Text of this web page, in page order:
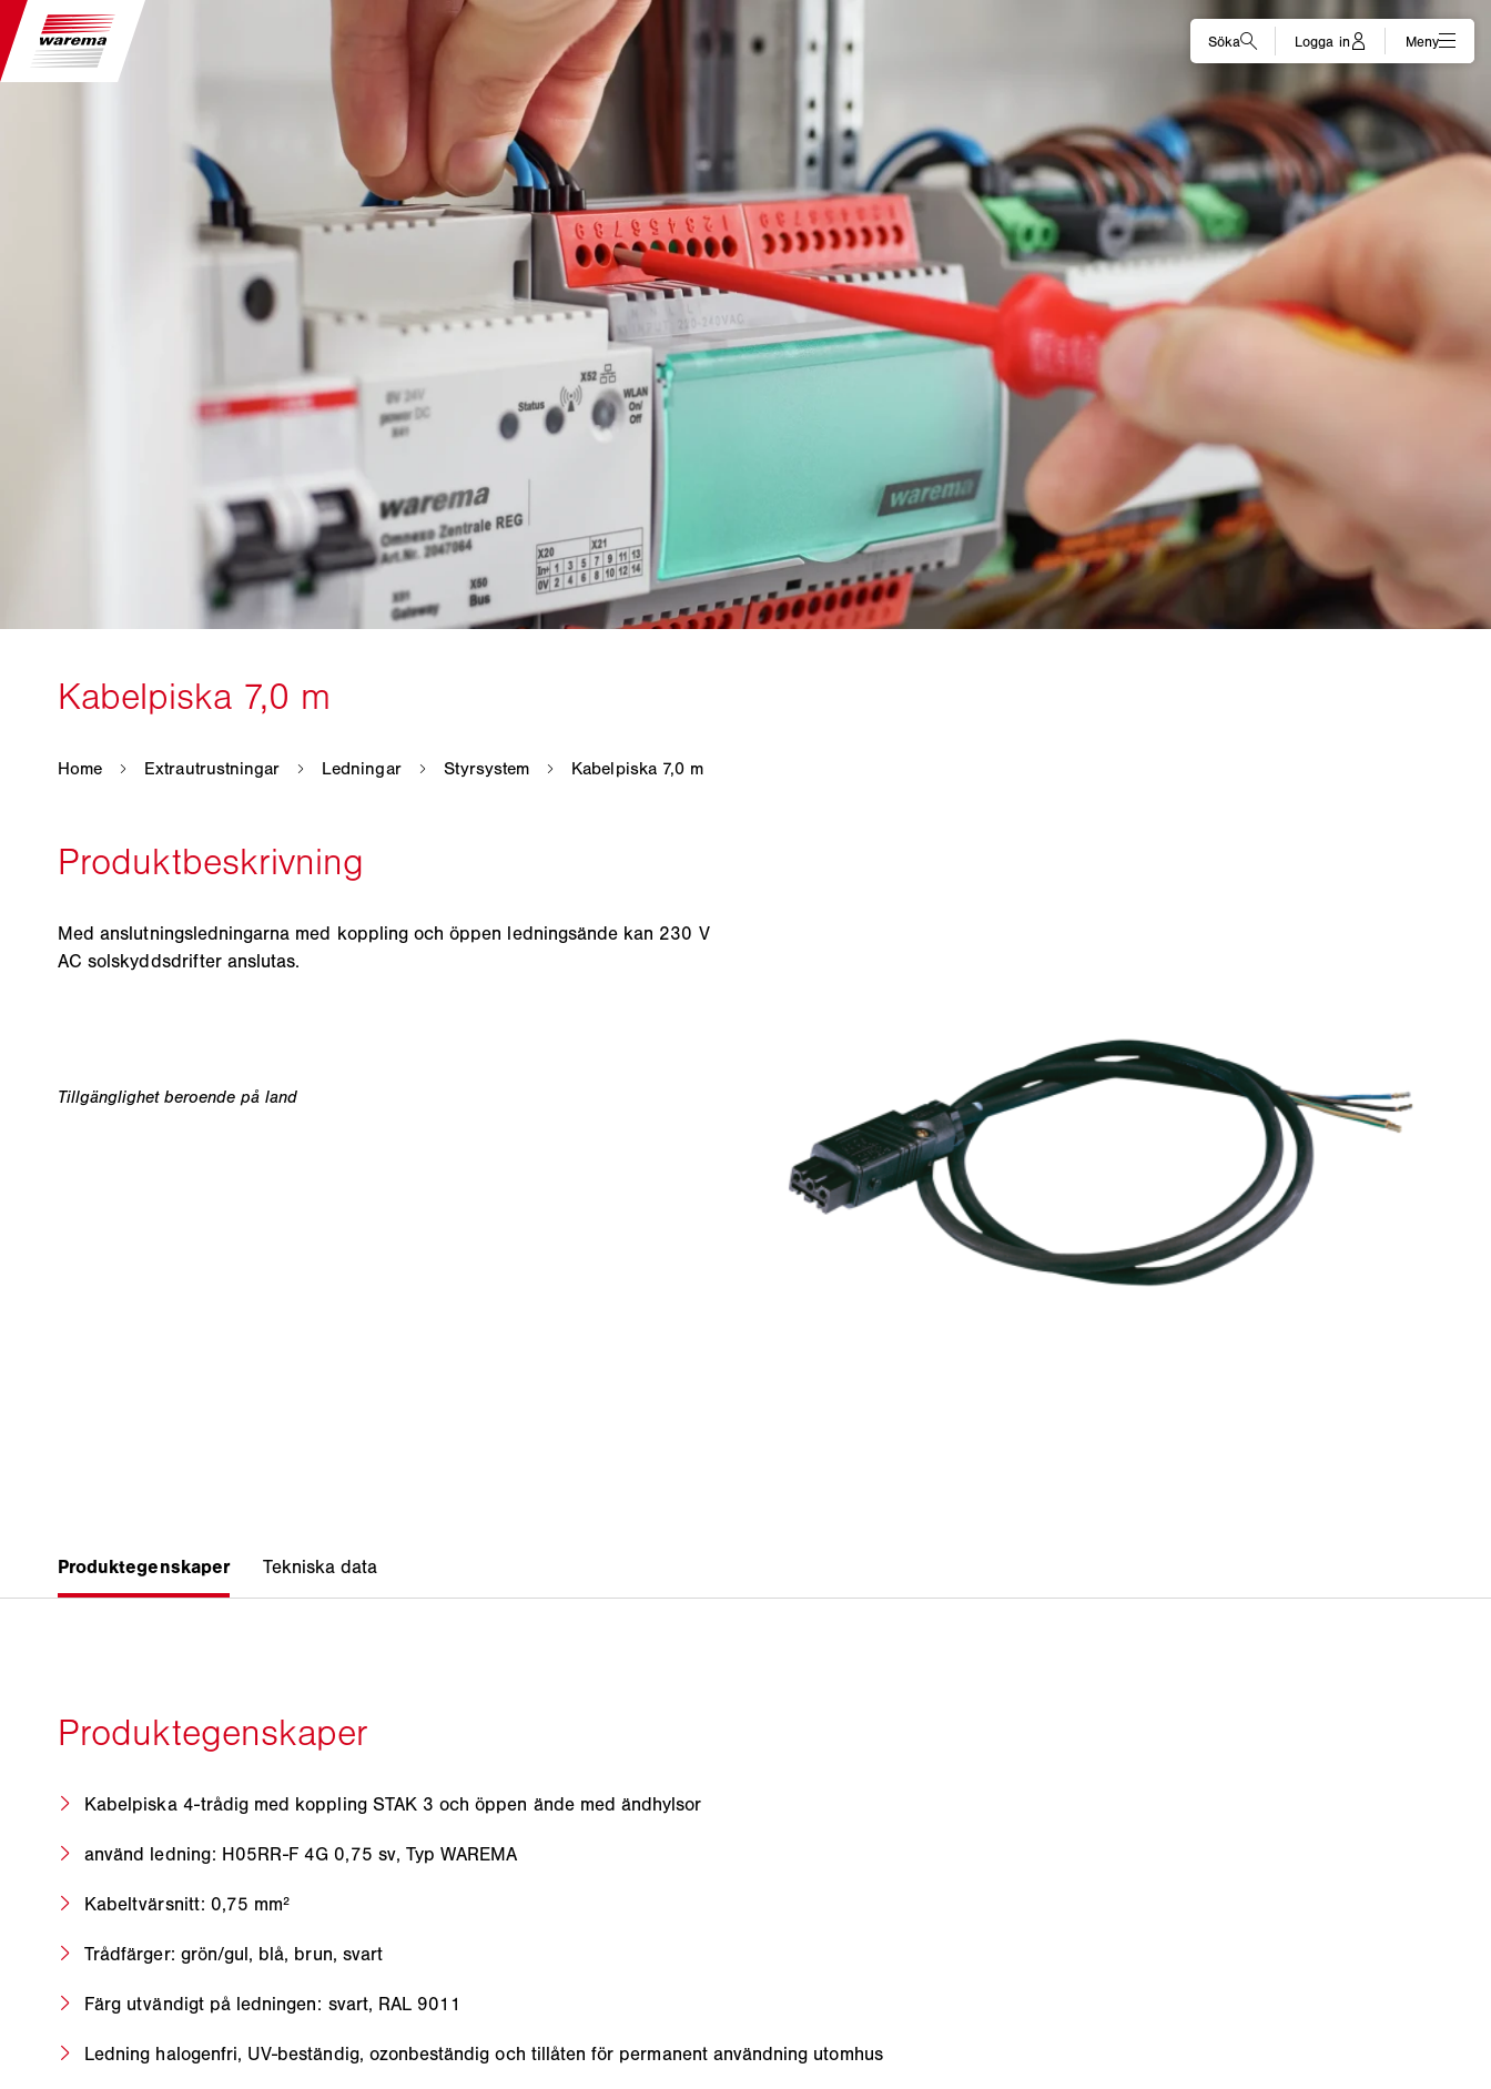
Med anslutningsledningarna med koppling och öppen ledningsände kan 230 V
AC solskyddsdrifter anslutas.
Kabelpiska 4-trådig med koppling STAK 3 och öppen ände med ändhylsor
använd ledning: H05RR-F 4G 0,75 sv, Typ WAREMA
Kabeltvärsnitt: 0,75 mm²
Trådfärger: grön/gul, blå, brun, svart
Färg utvändigt på ledningen: svart, RAL 9011
Ledning halogenfri, UV-beständig, ozonbeständig och tillåten för permanent användning utomhus